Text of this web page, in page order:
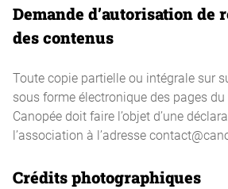
Demande d’autorisation de
des contenus
Toute copie partielle ou intégrale sur
sous forme électronique des pages
Canopée doit faire l’objet d’une
l’association à l’adresse
Crédits photographiques